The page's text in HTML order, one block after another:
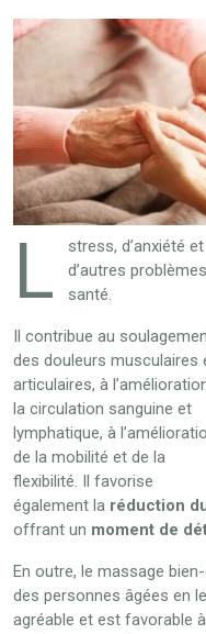
L
stress, d’anxiété et
d’autres
santé.
Il contribue au
des douleurs musculaires
articulaires, à
la circulation sanguine et
lymphatique, à
de la mobilité et de la
flexibilité. Il favorise
également la réduction
offrant un moment de
En outre, le massage
des personnes âgées en
agréable et est favorable